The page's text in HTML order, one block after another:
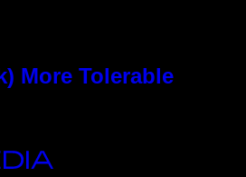
More Tolerable